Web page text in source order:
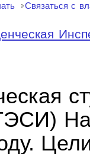
Связаться с